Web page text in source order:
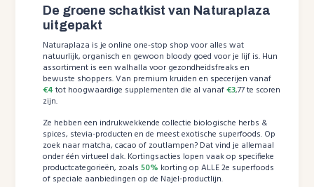
De groene schatkist van Naturaplaza
uitgepakt
Naturaplaza is je online one-stop shop voor alles wat
natuurlijk, organisch en gewoon bloody goed voor je lijf is. Hun
assortiment is een walhalla voor gezondheidsfreaks en
bewuste shoppers. Van premium kruiden en specerijen vanaf
€4 tot hoogwaardige supplementen die al vanaf€3,77 te scoren
zijn.
Ze hebben een indrukwekkende collectie biologische herbs &
spices, stevia-producten en de meest exotische superfoods. Op
zoek naar matcha, cacao of zoutlampen? Dat vind je allemaal
onder één virtueel dak. Kortingsacties lopen vaak op specifieke
productcategorieën, zoals50% korting op ALLE 2e superfoods
of speciale aanbiedingen op de Najel-productlijn.